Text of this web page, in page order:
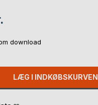
download
LÆG I INDKØBSKURVEN